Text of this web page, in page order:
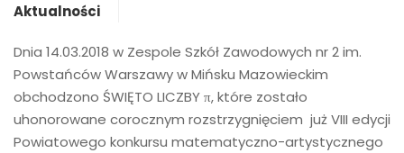
Aktualności
Dnia 14.03.2018 w Zespole Szkół Zawodowych nr 2 im.
Powstańców Warszawy w Mińsku Mazowieckim
obchodzono ŚWIĘTO LICZBY π, które zostało
uhonorowane corocznym rozstrzygnięciem już VIII edycji
Powiatowego konkursu matematyczno-artystycznego